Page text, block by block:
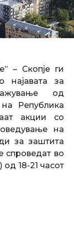
– Скопје ги
најавата за
од
Република
акции со
на
за заштита
спроведат во
18-21 часот